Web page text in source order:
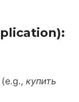
(e.g., купить